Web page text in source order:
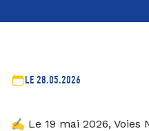
LE 28.05.2026
✍️ Le 19 mai 2026, Voies